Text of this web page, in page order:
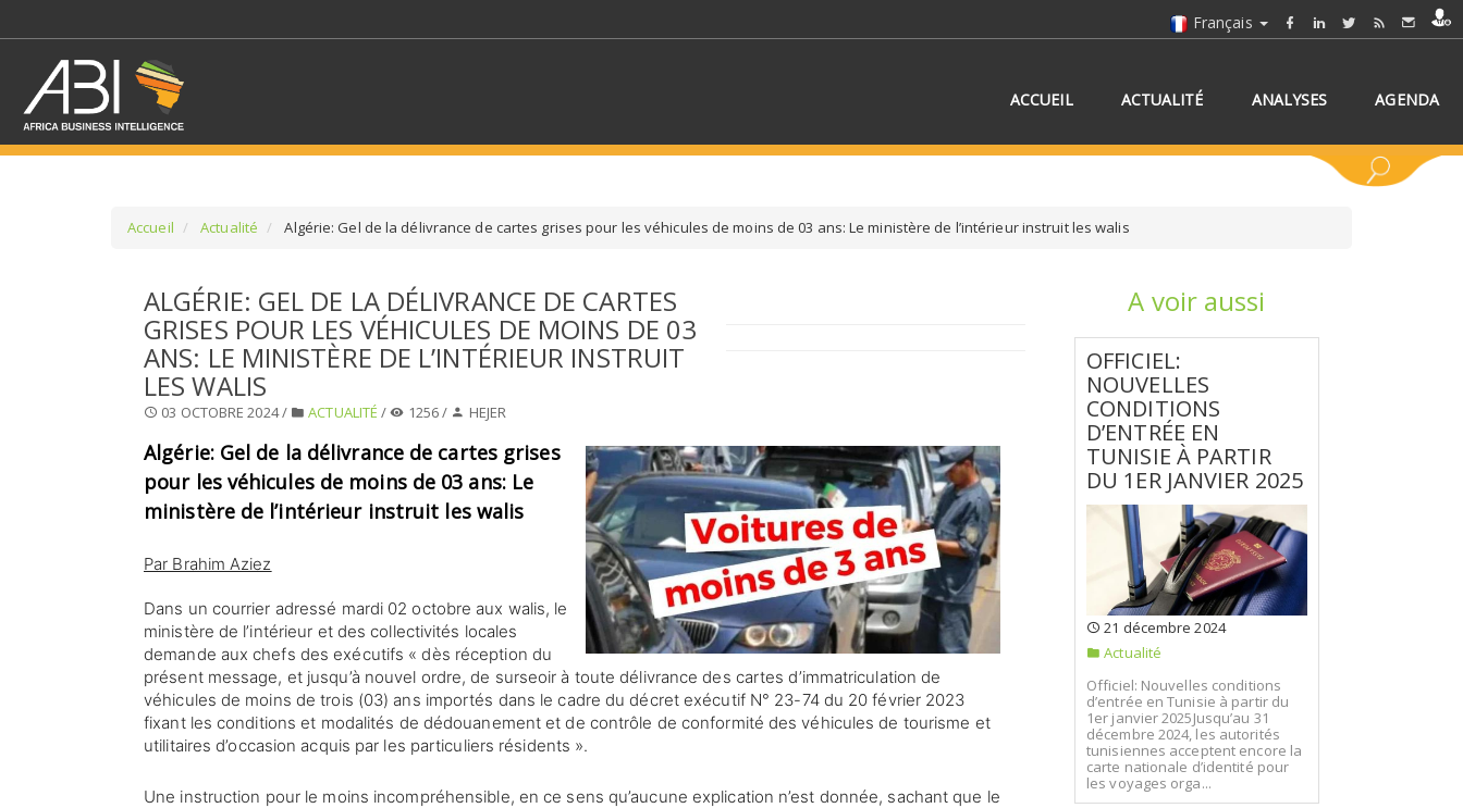
Français
ACCUEIL ACTUALITÉ ANALYSES AGENDA
SÉLECTIONNEZ UN/DES SECTEURS
SELECTIONNEZ UNE SECTION SÉLECTIONNEZ UNE CATÉGORIE SÉLECTIONNEZ UN/DES PAYS
Accueil Actualité Algérie: Gel de la délivrance de cartes grises pour les véhicules de moins de 03 ans: Le ministère de l’intérieur instruit les walis
ALGÉRIE: GEL DE LA DÉLIVRANCE DE CARTES
GRISES POUR LES VÉHICULES DE MOINS DE 03
ANS: LE MINISTÈRE DE L’INTÉRIEUR INSTRUIT
LES WALIS
03 OCTOBRE 2024 / ACTUALITÉ / 1256 / HEJER
Algérie: Gel de la délivrance de cartes grises
pour les véhicules de moins de 03 ans: Le
ministère de l’intérieur instruit les walis
Par Brahim Aziez
Dans un courrier adressé mardi 02 octobre aux walis, le
ministère de l’intérieur et des collectivités locales
demande aux chefs des exécutifs « dès réception du
présent message, et jusqu’à nouvel ordre, de surseoir à toute délivrance des cartes d’immatriculation de
véhicules de moins de trois (03) ans importés dans le cadre du décret exécutif N° 23-74 du 20 février 2023
fixant les conditions et modalités de dédouanement et de contrôle de conformité des véhicules de tourisme et
utilitaires d’occasion acquis par les particuliers résidents ».
Une instruction pour le moins incompréhensible, en ce sens qu’aucune explication n’est donnée, sachant que le
A voir aussi
OFFICIEL:
NOUVELLES
CONDITIONS
D’ENTRÉE EN
TUNISIE À PARTIR
DU 1ER JANVIER 2025
21 décembre 2024
Actualité
Officiel: Nouvelles conditions
d’entrée en Tunisie à partir du
1er janvier 2025Jusqu’au 31
décembre 2024, les autorités
tunisiennes acceptent encore la
carte nationale d’identité pour
les voyages orga...